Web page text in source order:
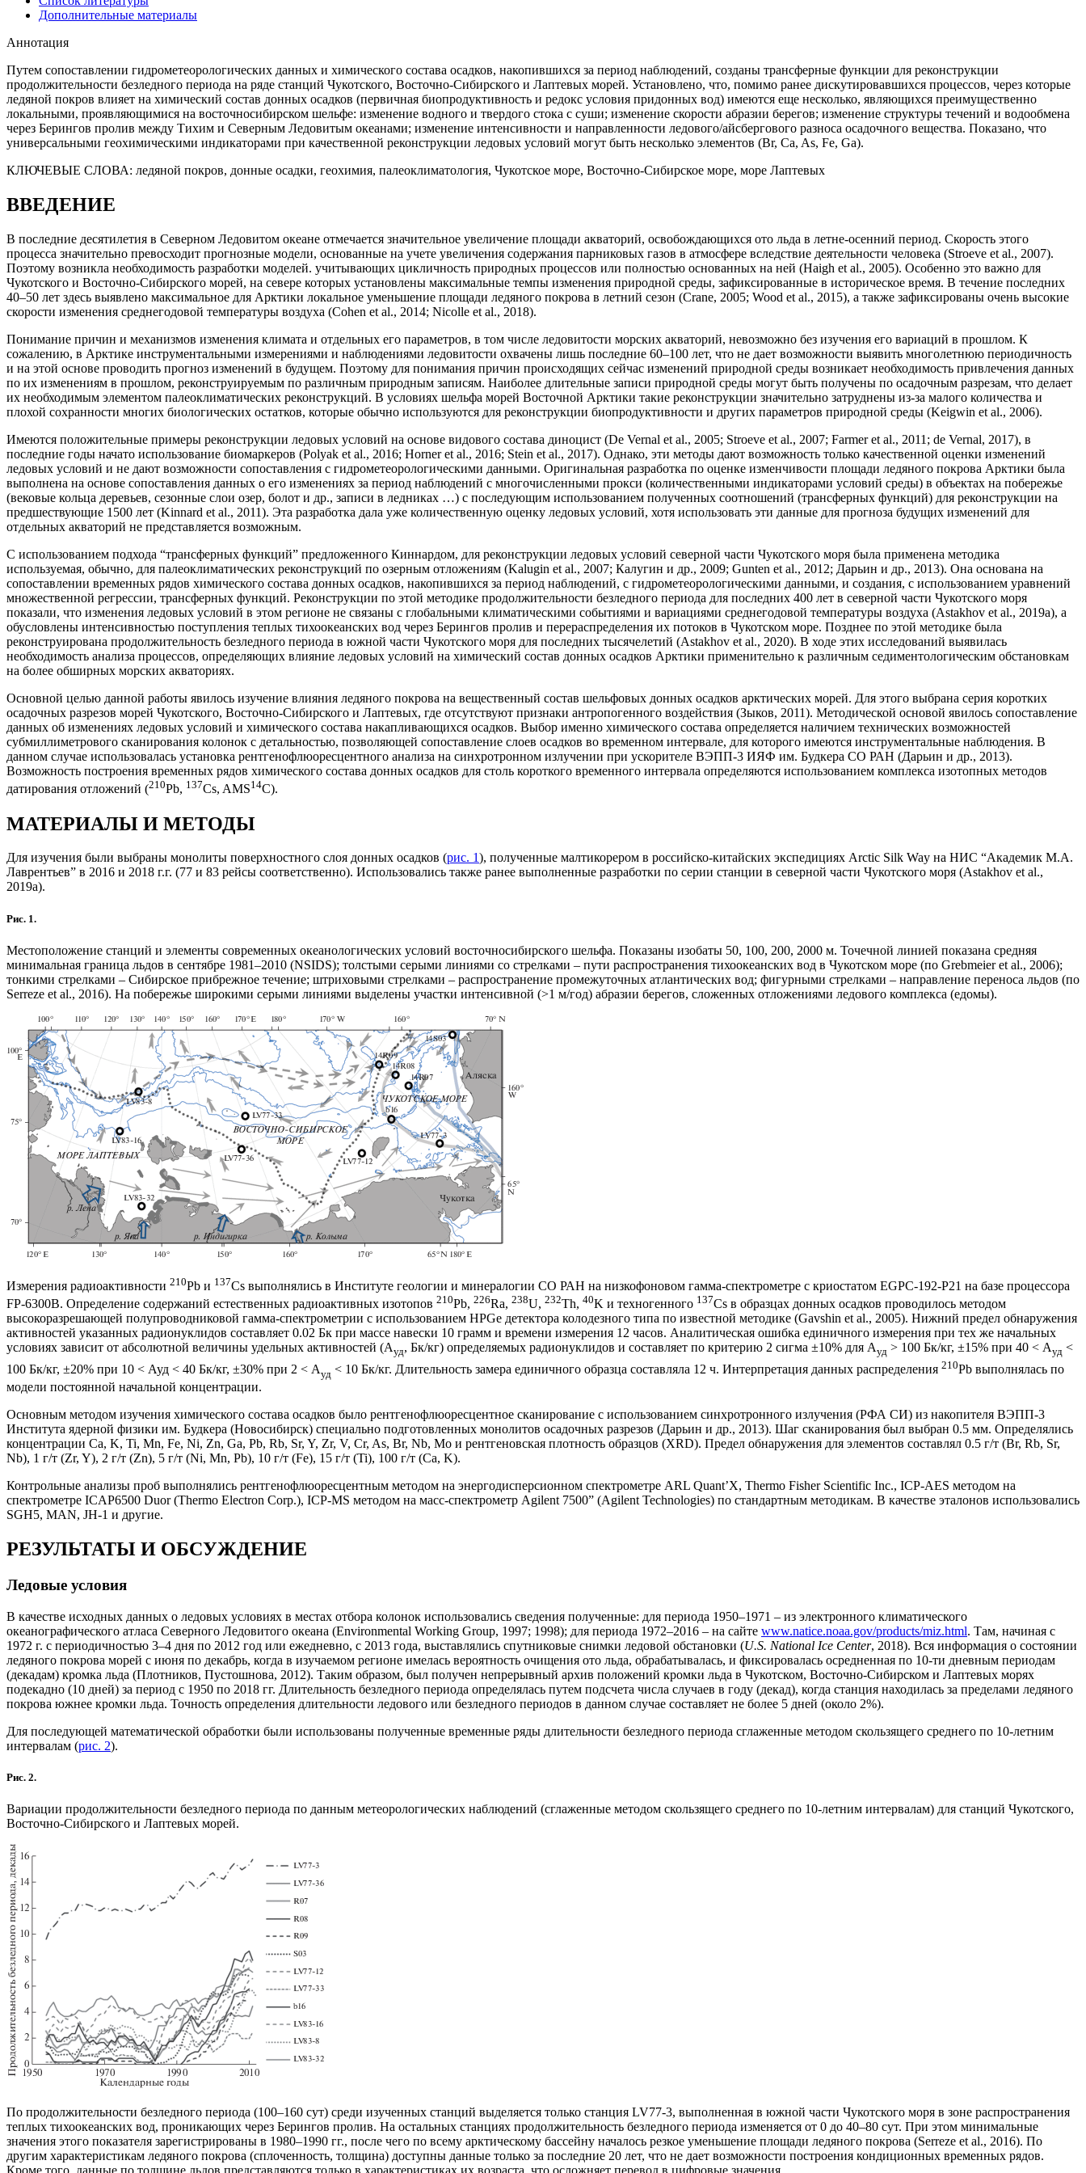
Дополнительные материалы
Аннотация
Путем сопоставлении гидрометеорологических данных и химического состава осадков, накопившихся за период наблюдений, созданы трансферные функции для реконструкции
продолжительности безледного периода на ряде станций Чукотского, Восточно-Сибирского и Лаптевых морей. Установлено, что, помимо ранее дискутировавшихся процессов, через которые
ледяной покров влияет на химический состав донных осадков (первичная биопродуктивность и редокс условия придонных вод) имеются еще несколько, являющихся преимущественно
локальными, проявляющимися на восточносибирском шельфе: изменение водного и твердого стока с суши; изменение скорости абразии берегов; изменение структуры течений и водообмена
через Берингов пролив между Тихим и Северным Ледовитым океанами; изменение интенсивности и направленности ледового/айсбергового разноса осадочного вещества. Показано, что
универсальными геохимическими индикаторами при качественной реконструкции ледовых условий могут быть несколько элементов (Br, Ca, As, Fe, Ga).
КЛЮЧЕВЫЕ СЛОВА: ледяной покров, донные осадки, геохимия, палеоклиматология, Чукотское море, Восточно-Сибирское море, море Лаптевых
ВВЕДЕНИЕ
В последние десятилетия в Северном Ледовитом океане отмечается значительное увеличение площади акваторий, освобождающихся ото льда в летне-осенний период. Скорость этого
процесса значительно превосходит прогнозные модели, основанные на учете увеличения содержания парниковых газов в атмосфере вследствие деятельности человека (Stroeve et al., 2007).
Поэтому возникла необходимость разработки моделей. учитывающих цикличность природных процессов или полностью основанных на ней (Haigh et al., 2005). Особенно это важно для
Чукотского и Восточно-Сибирского морей, на севере которых установлены максимальные темпы изменения природной среды, зафиксированные в историческое время. В течение последних
40–50 лет здесь выявлено максимальное для Арктики локальное уменьшение площади ледяного покрова в летний сезон (Crane, 2005; Wood et al., 2015), а также зафиксированы очень высокие
скорости изменения среднегодовой температуры воздуха (Cohen et al., 2014; Nicolle et al., 2018).
Понимание причин и механизмов изменения климата и отдельных его параметров, в том числе ледовитости морских акваторий, невозможно без изучения его вариаций в прошлом. К
сожалению, в Арктике инструментальными измерениями и наблюдениями ледовитости охвачены лишь последние 60–100 лет, что не дает возможности выявить многолетнюю периодичность
и на этой основе проводить прогноз изменений в будущем. Поэтому для понимания причин происходящих сейчас изменений природной среды возникает необходимость привлечения данных
по их изменениям в прошлом, реконструируемым по различным природным записям. Наиболее длительные записи природной среды могут быть получены по осадочным разрезам, что делает
их необходимым элементом палеоклиматических реконструкций. В условиях шельфа морей Восточной Арктики такие реконструкции значительно затруднены из-за малого количества и
плохой сохранности многих биологических остатков, которые обычно используются для реконструкции биопродуктивности и других параметров природной среды (Keigwin et al., 2006).
Имеются положительные примеры реконструкции ледовых условий на основе видового состава диноцист (De Vernal et al., 2005; Stroeve et al., 2007; Farmer et al., 2011; de Vernal, 2017), в
последние годы начато использование биомаркеров (Polyak et al., 2016; Horner et al., 2016; Stein et al., 2017). Однако, эти методы дают возможность только качественной оценки изменений
ледовых условий и не дают возможности сопоставления с гидрометеорологическими данными. Оригинальная разработка по оценке изменчивости площади ледяного покрова Арктики была
выполнена на основе сопоставления данных о его изменениях за период наблюдений с многочисленными прокси (количественными индикаторами условий среды) в объектах на побережье
(вековые кольца деревьев, сезонные слои озер, болот и др., записи в ледниках …) с последующим использованием полученных соотношений (трансферных функций) для реконструкции на
предшествующие 1500 лет (Kinnard et al., 2011). Эта разработка дала уже количественную оценку ледовых условий, хотя использовать эти данные для прогноза будущих изменений для
отдельных акваторий не представляется возможным.
С использованием подхода “трансферных функций” предложенного Киннардом, для реконструкции ледовых условий северной части Чукотского моря была применена методика
используемая, обычно, для палеоклиматических реконструкций по озерным отложениям (Kalugin et al., 2007; Калугин и др., 2009; Gunten et al., 2012; Дарьин и др., 2013). Она основана на
сопоставлении временных рядов химического состава донных осадков, накопившихся за период наблюдений, с гидрометеорологическими данными, и создания, с использованием уравнений
множественной регрессии, трансферных функций. Реконструкции по этой методике продолжительности безледного периода для последних 400 лет в северной части Чукотского моря
показали, что изменения ледовых условий в этом регионе не связаны с глобальными климатическими событиями и вариациями среднегодовой температуры воздуха (Astakhov et al., 2019a), а
обусловлены интенсивностью поступления теплых тихоокеанских вод через Берингов пролив и перераспределения их потоков в Чукотском море. Позднее по этой методике была
реконструирована продолжительность безледного периода в южной части Чукотского моря для последних тысячелетий (Astakhov et al., 2020). В ходе этих исследований выявилась
необходимость анализа процессов, определяющих влияние ледовых условий на химический состав донных осадков Арктики применительно к различным седиментологическим обстановкам
на более обширных морских акваториях.
Основной целью данной работы явилось изучение влияния ледяного покрова на вещественный состав шельфовых донных осадков арктических морей. Для этого выбрана серия коротких
осадочных разрезов морей Чукотского, Восточно-Сибирского и Лаптевых, где отсутствуют признаки антропогенного воздействия (Зыков, 2011). Методической основой явилось сопоставление
данных об изменениях ледовых условий и химического состава накапливающихся осадков. Выбор именно химического состава определяется наличием технических возможностей
субмиллиметрового сканирования колонок с детальностью, позволяющей сопоставление слоев осадков во временном интервале, для которого имеются инструментальные наблюдения. В
данном случае использовалась установка рентгенофлюоресцентного анализа на синхротронном излучении при ускорителе ВЭПП-3 ИЯФ им. Будкера СО РАН (Дарьин и др., 2013).
Возможность построения временных рядов химического состава донных осадков для столь короткого временного интервала определяются использованием комплекса изотопных методов
датирования отложений (210Pb, 137Cs, AMS14C).
МАТЕРИАЛЫ И МЕТОДЫ
Для изучения были выбраны монолиты поверхностного слоя донных осадков (рис. 1), полученные малтикорером в российско-китайских экспедициях Arctic Silk Way на НИС “Академик М.А.
Лаврентьев” в 2016 и 2018 г.г. (77 и 83 рейсы соответственно). Использовались также ранее выполненные разработки по серии станции в северной части Чукотского моря (Astakhov et al.,
2019a).
Рис. 1.
Местоположение станций и элементы современных океанологических условий восточносибирского шельфа. Показаны изобаты 50, 100, 200, 2000 м. Точечной линией показана средняя
минимальная граница льдов в сентябре 1981–2010 (NSIDS); толстыми серыми линиями со стрелками – пути распространения тихоокеанских вод в Чукотском море (по Grebmeier et al., 2006);
тонкими стрелками – Сибирское прибрежное течение; штриховыми стрелками – распространение промежуточных атлантических вод; фигурными стрелками – направление переноса льдов (по
Serreze et al., 2016). На побережье широкими серыми линиями выделены участки интенсивной (>1 м/год) абразии берегов, сложенных отложениями ледового комплекса (едомы).
Измерения радиоактивности 210Pb и 137Cs выполнялись в Институте геологии и минералогии СО РАН на низкофоновом гамма-спектрометре с криостатом EGPC-192-P21 на базе процессора
FP-6300B. Определение содержаний естественных радиоактивных изотопов 210Pb, 226Ra, 238U, 232Th, 40K и техногенного 137Cs в образцах донных осадков проводилось методом
высокоразрешающей полупроводниковой гамма-спектрометрии с использованием HPGe детектора колодезного типа по известной методике (Gavshin et al., 2005). Нижний предел обнаружения
активностей указанных радионуклидов составляет 0.02 Бк при массе навески 10 грамм и времени измерения 12 часов. Аналитическая ошибка единичного измерения при тех же начальных
условиях зависит от абсолютной величины удельных активностей (Ауд, Бк/кг) определяемых радионуклидов и составляет по критерию 2 сигма ±10% для Ауд > 100 Бк/кг, ±15% при 40 < Ауд <
100 Бк/кг, ±20% при 10 < Ауд < 40 Бк/кг, ±30% при 2 < Ауд < 10 Бк/кг. Длительность замера единичного образца составляла 12 ч. Интерпретация данных распределения 210Pb выполнялась по
модели постоянной начальной концентрации.
Основным методом изучения химического состава осадков было рентгенофлюоресцентное сканирование с использованием синхротронного излучения (РФА СИ) из накопителя ВЭПП-3
Института ядерной физики им. Будкера (Новосибирск) специально подготовленных монолитов осадочных разрезов (Дарьин и др., 2013). Шаг сканирования был выбран 0.5 мм. Определялись
концентрации Ca, K, Ti, Mn, Fe, Ni, Zn, Ga, Pb, Rb, Sr, Y, Zr, V, Cr, As, Br, Nb, Mo и рентгеновская плотность образцов (XRD). Предел обнаружения для элементов составлял 0.5 г/т (Br, Rb, Sr,
Nb), 1 г/т (Zr, Y), 2 г/т (Zn), 5 г/т (Ni, Mn, Pb), 10 г/т (Fe), 15 г/т (Ti), 100 г/т (Ca, K).
Контрольные анализы проб выполнялись рентгенофлюоресцентным методом на энергодисперсионном спектрометре ARL Quant’X, Thermo Fisher Scientific Inc., ICP-AES методом на
спектрометре ICAP6500 Duor (Thermo Electron Corp.), ICP-MS методом на масс-спектрометр Agilent 7500” (Agilent Technologies) по стандартным методикам. В качестве эталонов использовались
SGH5, MAN, JH-1 и другие.
РЕЗУЛЬТАТЫ И ОБСУЖДЕНИЕ
Ледовые условия
В качестве исходных данных о ледовых условиях в местах отбора колонок использовались сведения полученные: для периода 1950–1971 – из электронного климатического
океанографического атласа Северного Ледовитого океана (Environmental Working Group, 1997; 1998); для периода 1972–2016 – на сайте www.natice.noaa.gov/products/miz.html. Там, начиная с
1972 г. с периодичностью 3–4 дня по 2012 год или ежедневно, с 2013 года, выставлялись спутниковые снимки ледовой обстановки (U.S. National Ice Center, 2018). Вся информация о состоянии
ледяного покрова морей с июня по декабрь, когда в изучаемом регионе имелась вероятность очищения ото льда, обрабатывалась, и фиксировалась осредненная по 10-ти дневным периодам
(декадам) кромка льда (Плотников, Пустошнова, 2012). Таким образом, был получен непрерывный архив положений кромки льда в Чукотском, Восточно-Сибирском и Лаптевых морях
подекадно (10 дней) за период с 1950 по 2018 гг. Длительность безледного периода определялась путем подсчета числа случаев в году (декад), когда станция находилась за пределами ледяного
покрова южнее кромки льда. Точность определения длительности ледового или безледного периодов в данном случае составляет не более 5 дней (около 2%).
Для последующей математической обработки были использованы полученные временные ряды длительности безледного периода сглаженные методом скользящего среднего по 10-летним
интервалам (рис. 2).
Рис. 2.
Вариации продолжительности безледного периода по данным метеорологических наблюдений (сглаженные методом скользящего среднего по 10-летним интервалам) для станций Чукотского,
Восточно-Сибирского и Лаптевых морей.
По продолжительности безледного периода (100–160 сут) среди изученных станций выделяется только станция LV77-3, выполненная в южной части Чукотского моря в зоне распространения
теплых тихоокеанских вод, проникающих через Берингов пролив. На остальных станциях продолжительность безледного периода изменяется от 0 до 40–80 сут. При этом минимальные
значения этого показателя зарегистрированы в 1980–1990 гг., после чего по всему арктическому бассейну началось резкое уменьшение площади ледяного покрова (Serreze et al., 2016). По
другим характеристикам ледяного покрова (сплоченность, толщина) доступны данные только за последние 20 лет, что не дает возможности построения кондиционных временных рядов.
Кроме того, данные по толщине льдов представляются только в характеристиках их возраста, что осложняет перевод в цифровые значения.